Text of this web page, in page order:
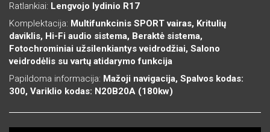
Ratlankiai: Lengvojo lydinio R17
Komplektacija: Multifunkcinis SPORT vairas, Kritulių
daviklis, Hi-Fi audio sistema, Beraktė sistema,
Fotochrominiai užsilenkiantys veidrodžiai, Salono
veidrodėlis su vartų atidarymo funkcija
Papildoma informacija: Mažoji navigacija, Spalvos kodas:
300, Variklio kodas: N20B20A (180kw)